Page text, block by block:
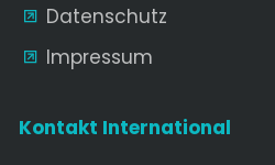
Datenschutz
Impressum
Kontakt International